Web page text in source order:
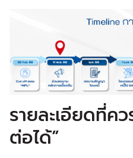
รายละเอียดที่ค
ต่อได้”